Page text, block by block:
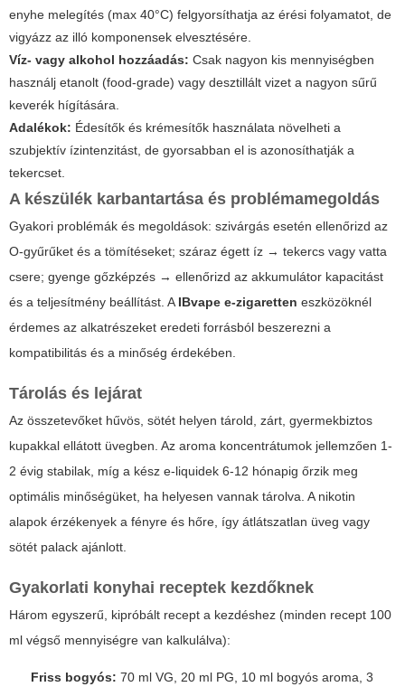
enyhe melegítés (max 40°C) felgyorsíthatja az érési folyamatot, de
vigyázz az illó komponensek elvesztésére.
Víz- vagy alkohol hozzáadás: Csak nagyon kis mennyiségben
használj etanolt (food-grade) vagy desztillált vizet a nagyon sűrű
keverék hígítására.
Adalékok: Édesítők és krémesítők használata növelheti a
szubjektív ízintenzitást, de gyorsabban el is azonosíthatják a
tekercset.
A készülék karbantartása és problémamegoldás
Gyakori problémák és megoldások: szivárgás esetén ellenőrizd az
O-gyűrűket és a tömítéseket; száraz égett íz → tekercs vagy vatta
csere; gyenge gőzképzés → ellenőrizd az akkumulátor kapacitást
és a teljesítmény beállítást. A IBvape e-zigaretten eszközöknél
érdemes az alkatrészeket eredeti forrásból beszerezni a
kompatibilitás és a minőség érdekében.
Tárolás és lejárat
Az összetevőket hűvös, sötét helyen tárold, zárt, gyermekbiztos
kupakkal ellátott üvegben. Az aroma koncentrátumok jellemzően 1-
2 évig stabilak, míg a kész e-liquidek 6-12 hónapig őrzik meg
optimális minőségüket, ha helyesen vannak tárolva. A nikotin
alapok érzékenyek a fényre és hőre, így átlátszatlan üveg vagy
sötét palack ajánlott.
Gyakorlati konyhai receptek kezdőknek
Három egyszerű, kipróbált recept a kezdéshez (minden recept 100
ml végső mennyiségre van kalkulálva):
Friss bogyós: 70 ml VG, 20 ml PG, 10 ml bogyós aroma, 3